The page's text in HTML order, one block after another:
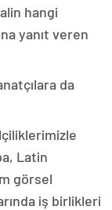
hangi
yanıt veren
da
Latin
görsel
iş birlikleri